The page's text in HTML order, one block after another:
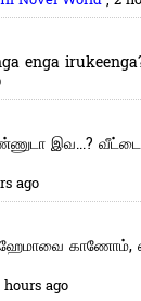
enga
இவ...?
ago
காணோம்,
hours ago